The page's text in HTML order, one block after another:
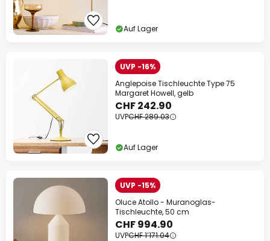
Auf Lager
UVP -16%
Anglepoise Tischleuchte Type 75
Margaret Howell, gelb
CHF 242.90
UVPCHF 289.03
Auf Lager
UVP -15%
Oluce Atollo - Muranoglas-
Tischleuchte, 50 cm
CHF 994.90
UVPCHF 1’171.04